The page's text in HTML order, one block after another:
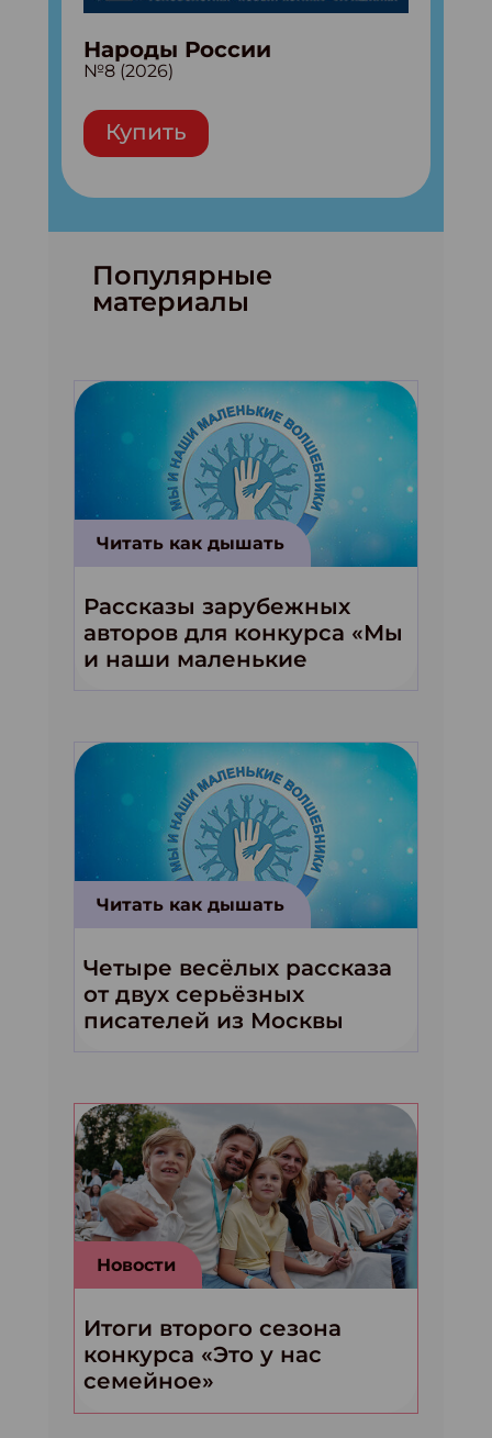
Народы России
№8 (2026)
Купить
Популярные
материалы
Читать как дышать
Рассказы зарубежных
авторов для конкурса «Мы
и наши маленькие
волшебники!»
Читать как дышать
Четыре весёлых рассказа
от двух серьёзных
писателей из Москвы
Новости
Итоги второго сезона
конкурса «Это у нас
семейное»